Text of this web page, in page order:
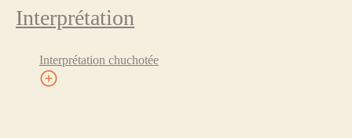
Interprétation
Interprétation chuchotée